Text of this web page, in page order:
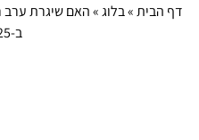
דף הבית»בלוג»האם שיגרת ערב
ב‑2025?